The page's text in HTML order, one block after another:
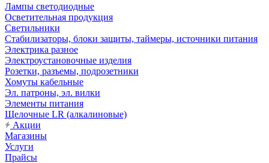
Лампы светодиодные
Осветительная продукция
Светильники
Стабилизаторы, блоки защиты, таймеры, источники питания
Электрика разное
Электроустановочные изделия
Розетки, разъемы, подрозетники
Хомуты кабельные
Эл. патроны, эл. вилки
Элементы питания
Щелочные LR (алкалиновые)
Акции
Магазины
Услуги
Прайсы